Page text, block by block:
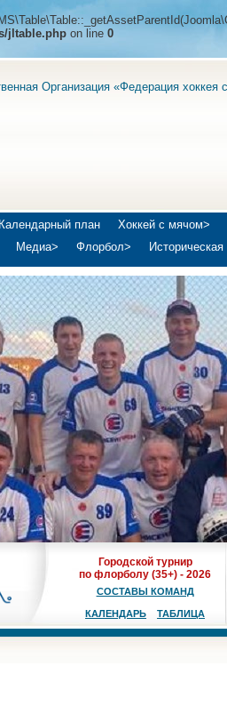
jltable.php on line 0
Организация «Федерация хоккея
Календарный план Хоккей с мячом>
Медиа> Флорбол> Историческая
Городской турнир
по флорболу (35+) - 2026
СОСТАВЫ КОМАНД
КАЛЕНДАРЬ ТАБЛИЦА